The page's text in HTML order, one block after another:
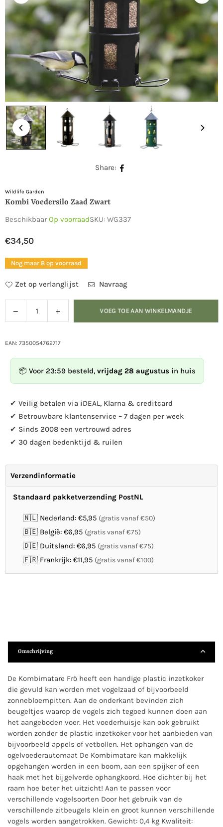
Share:
Wildlife Garden
Kombi Voedersilo Zaad Zwart
BeschikbaarOp voorraadSKU: WG337
Normale
prijs
€34,50
Nog maar 8 op voorraad
Zet op verlanglijst Navraag
Hoeveelheid
Verlaag
de
voor
voedersilo
Zaad
Verhoog
de
voor
Zaad
VOEG TOE AAN WINKELMANDJE
EAN: 7350054762717
📦 Voor 23:59 besteld, vrijdag 28 augustus in huis
✔ Veilig betalen via iDEAL, Klarna & creditcard
✔ Betrouwbare klantenservice – 7 dagen per week
✔ Sinds 2008 een vertrouwd adres
✔ 30 dagen bedenktijd & ruilen
Verzendinformatie
Standaard pakketverzending PostNL
🇳🇱 Nederland: €5,95 (gratis vanaf €50)
🇧🇪 België: €6,95 (gratis vanaf €75)
🇩🇪 Duitsland: €6,95 (gratis vanaf €75)
🇫🇷 Frankrijk: €11,95 (gratis vanaf €100)
Omschrijving
De Kombimatare Frö heeft een handige plastic inzetkoker
die gevuld kan worden met vogelzaad of bijvoorbeeld
zonnebloempitten. Aan de onderkant bevinden zich
beugeltjes waarop de vogels zich tegoed kunnen doen aan
het aangeboden voer. Het voederhuisje kan ook gebruikt
worden zonder de plastic inzetkoker voor het aanbieden van
bijvoorbeeld appels of vetbollen. Het ophangen van de
ogelvoederautomaat De Kombimatare kan makkelijk
opgehangen worden in een boom, aan een spijker of een
haak met het bijgelverde ophangkoord. Hoe dichter bij het
raam hoe beter het uitzicht! Aan te passen voor
verschillende vogelsoorten Door het gebruik van de
verschillende zitbeugels klein en groot kunnen verschillende
vogels worden aangetrokken. Gewicht: 0,4 kg Kwaliteit: